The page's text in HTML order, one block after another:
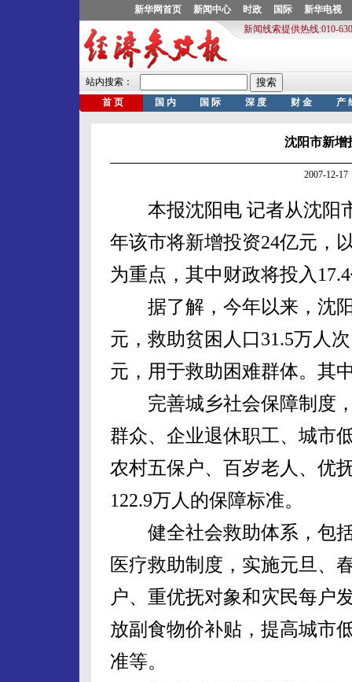
沈阳市新增
2007-12-
本报沈阳电 记者从沈阳市
年该市将新增投资24亿元，
为重点，其中财政将投入
据了解，今年以来，沈阳
元，救助贫困人口31.5万人
元，用于救助困难群体。其
完善城乡社会保障制度，
群众、企业退休职工、城市
农村五保户、百岁老人、优
122.9万人的保障标准。
健全社会救助体系，包括
医疗救助制度，实施元旦、
户、重优抚对象和灾民每户
放副食物价补贴，提高城市
准等。